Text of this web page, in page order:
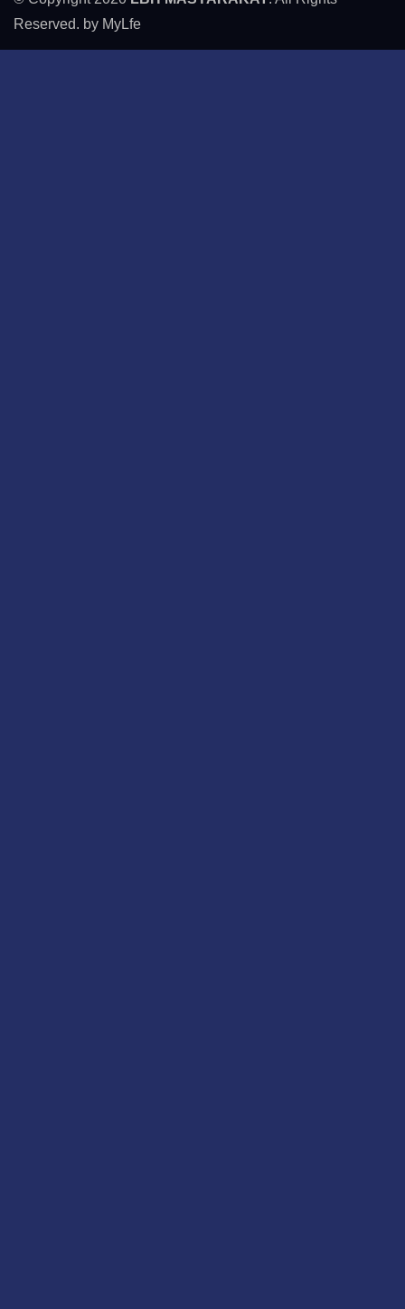
Reserved. by MyLfe